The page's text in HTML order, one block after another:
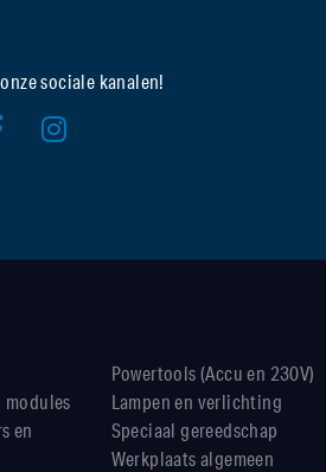
sociale kanalen!
modules
en
Powertools (Accu en 230V)
Lampen en verlichting
Speciaal gereedschap
Werkplaats algemeen